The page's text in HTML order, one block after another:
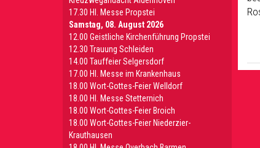
17.30 Hl. Messe Propstei
Samstag, 08. August 2026
12.00 Geistliche Kirchenführung Propstei
12.30 Trauung Schleiden
14.00 Tauffeier Selgersdorf
17.00 Hl. Messe im Krankenhaus
18.00 Wort-Gottes-Feier Welldorf
18.00 Hl. Messe Stetternich
18.00 Wort-Gottes-Feier Broich
18.00 Wort-Gottes-Feier Niederzier-
Krauthausen